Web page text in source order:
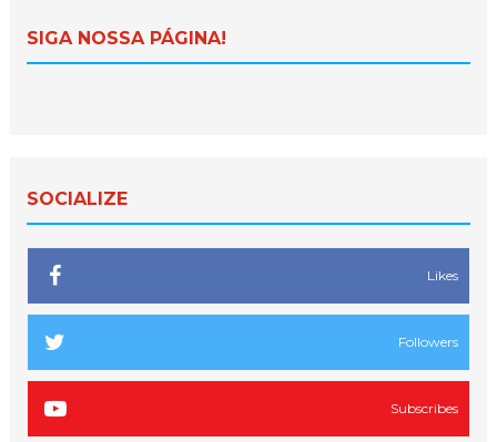
SIGA NOSSA PÁGINA!
SOCIALIZE
Likes
Followers
Subscribes